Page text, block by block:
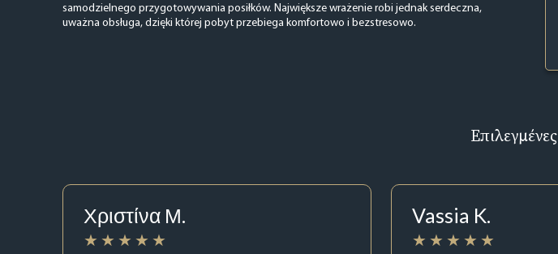
samodzielnego przygotowywania posiłków. Największe wrażenie robi jednak serdeczna,
uważna obsługa, dzięki której pobyt przebiega komfortowo i bezstresowo.
Επιλεγμένες
Χριστίνα Μ. Vassia K.